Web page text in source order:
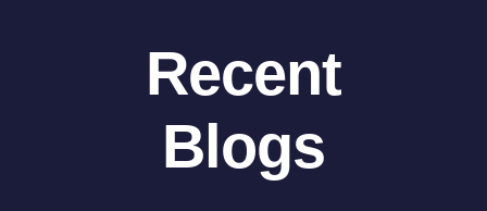
Recent
Blogs